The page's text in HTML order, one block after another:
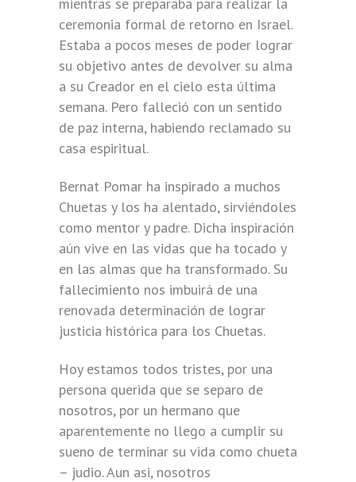
ceremonia formal de retorno en Israel.
Estaba a pocos meses de poder lograr
su objetivo antes de devolver su alma
a su Creador en el cielo esta última
semana. Pero falleció con un sentido
de paz interna, habiendo reclamado su
casa espiritual.
Bernat Pomar ha inspirado a muchos
Chuetas y los ha alentado, sirviéndoles
como mentor y padre. Dicha inspiración
aún vive en las vidas que ha tocado y
en las almas que ha transformado. Su
fallecimiento nos imbuirá de una
renovada determinación de lograr
justicia histórica para los Chuetas.
Hoy estamos todos tristes, por una
persona querida que se separo de
nosotros, por un hermano que
aparentemente no llego a cumplir su
sueno de terminar su vida como chueta
– judio. Aun asi, nosotros